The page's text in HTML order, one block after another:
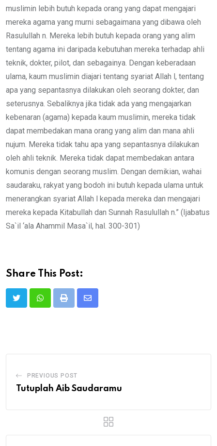
muslimin lebih butuh kepada orang yang dapat mengajari
mereka agama yang murni sebagaimana yang dibawa oleh
Rasulullah n. Mereka lebih butuh kepada orang yang alim
tentang agama ini daripada kebutuhan mereka terhadap ahli
teknik, dokter, pilot, dan sebagainya. Dengan keberadaan
ulama, kaum muslimin diajari tentang syariat Allah l, tentang
apa yang sepantasnya dilakukan oleh seorang dokter, dan
seterusnya. Sebaliknya jika tidak ada yang mengajarkan
kebenaran (agama) kepada kaum muslimin, mereka tidak
dapat membedakan mana orang yang alim dan mana ahli
nujum. Mereka tidak tahu apa yang sepantasnya dilakukan
oleh ahli teknik. Mereka tidak dapat membedakan antara
komunis dengan seorang muslim. Dengan demikian, wahai
saudaraku, rakyat yang bodoh ini butuh kepada ulama untuk
menerangkan syariat Allah l kepada mereka dan mengajari
mereka kepada Kitabullah dan Sunnah Rasulullah n.” (Ijabatus
Sa`il ‘ala Ahammil Masa`il, hal. 300-301)
Share This Post:
Print
Share
PREVIOUS POST
Tutuplah Aib Saudaramu